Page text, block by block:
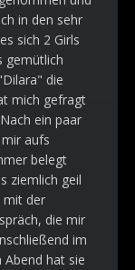
in den sehr
sich 2 Girls
gemütlich
die
mich gefragt
ein paar
aufs
belegt
ziemlich geil
mit der
die mir
im
Abend hat sie